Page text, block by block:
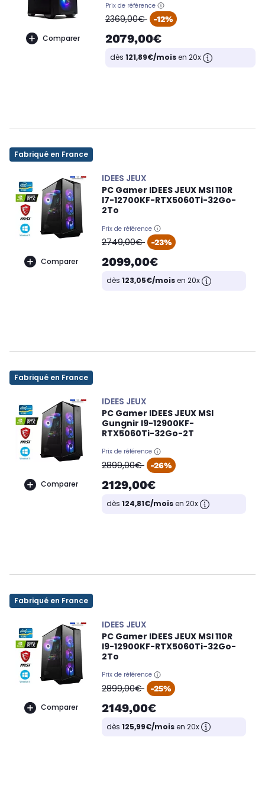
Comparer
Prix de référence
oldPrice
2369,00€ -12%
2079,00€
dès 121,89€/moisen 20x
Fabriqué en France
Comparer
IDEES JEUX
PC Gamer IDEES JEUX MSI 110R
I7-12700KF-RTX5060Ti-32Go-
2To
Prix de référence
oldPrice
2749,00€ -23%
2099,00€
dès 123,05€/moisen 20x
Fabriqué en France
Comparer
IDEES JEUX
PC Gamer IDEES JEUX MSI
Gungnir I9-12900KF-
RTX5060Ti-32Go-2T
Prix de référence
oldPrice
2899,00€ -26%
2129,00€
dès 124,81€/moisen 20x
Fabriqué en France
Comparer
IDEES JEUX
PC Gamer IDEES JEUX MSI 110R
I9-12900KF-RTX5060Ti-32Go-
2To
Prix de référence
oldPrice
2899,00€ -25%
2149,00€
dès 125,99€/moisen 20x